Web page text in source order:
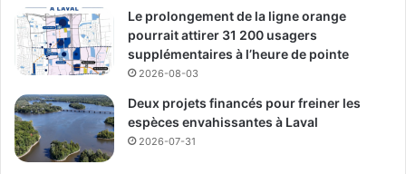
de l’Immigration (CREII), dès 15 h 30 à la Berge-aux-
Quatre-Vents avec le Comité des citoyens de Laval-Ouest,
et dès 18 h devant l’église Sainte-Rose-de-Lima avec
l’Association des citoyens et amis du vieux Sainte-Rose.
Un grand spectacle gratuit au Centre de la nature
Le prolongement de la ligne orange
pourrait attirer 31 200 usagers
supplémentaires à l’heure de pointe
2026-08-03
Deux projets financés pour freiner les
espèces envahissantes à Laval
2026-07-31